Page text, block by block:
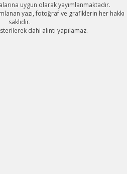
uygun olarak yayımlanmaktadır.
yazı, fotoğraf ve grafiklerin her hakkı
saklıdır.
dahi alıntı yapılamaz.